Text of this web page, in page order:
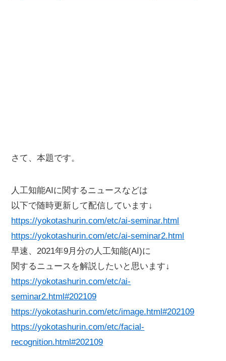
さて、本題です。
人工知能AIに関するニュースなどは
以下で随時更新して配信しています↓
https://yokotashurin.com/etc/ai-seminar.html
https://yokotashurin.com/etc/ai-seminar2.html
早速、2021年9月分の人工知能(AI)に
関するニュースを解説したいと思います↓
https://yokotashurin.com/etc/ai-
seminar2.html#202109
https://yokotashurin.com/etc/image.html#202109
https://yokotashurin.com/etc/facial-
recognition.html#202109